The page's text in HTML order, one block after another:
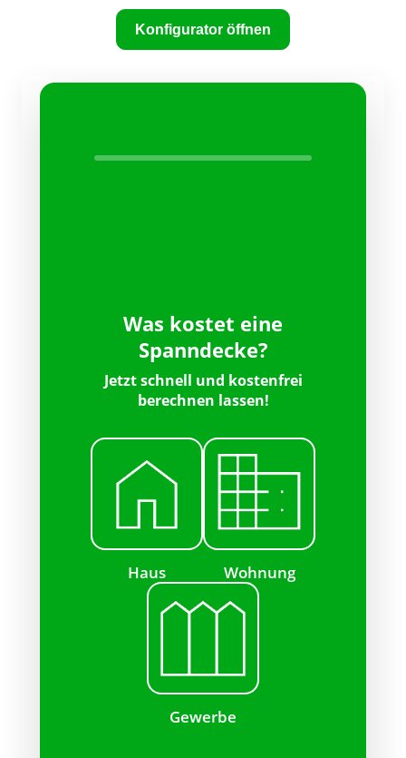
Konfigurator öffnen